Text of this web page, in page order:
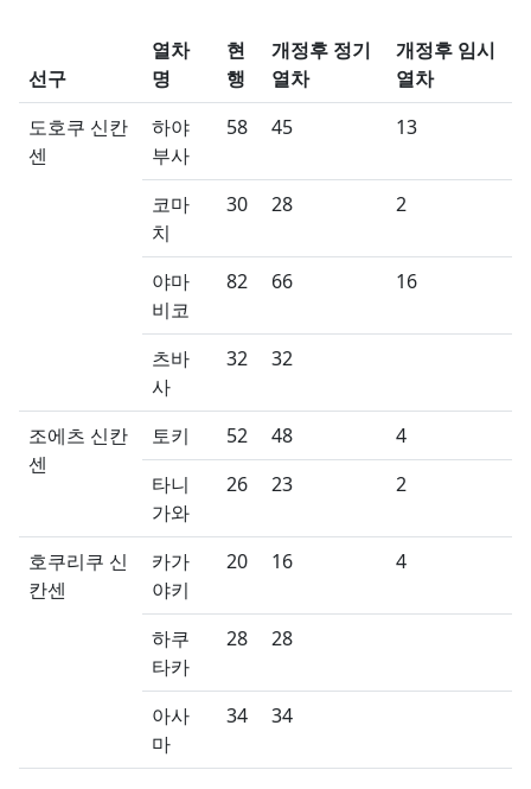
선구
열차
명
현
행
개정후 정기
열차
개정후 임시
열차
도호쿠 신칸
센
하야
부사
58 45 13
코마
치
30 28 2
야마
비코
82 66 16
츠바
사
32 32
조에츠 신칸
센
토키 52 48
4
타니
가와
26 23 2
호쿠리쿠 신
칸센
카가
야키
20 16 4
하쿠
타카
28 28
아사
마
34 34